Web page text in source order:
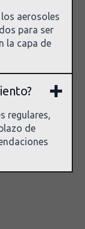
aerosoles
para ser
la capa de
regulares,
de